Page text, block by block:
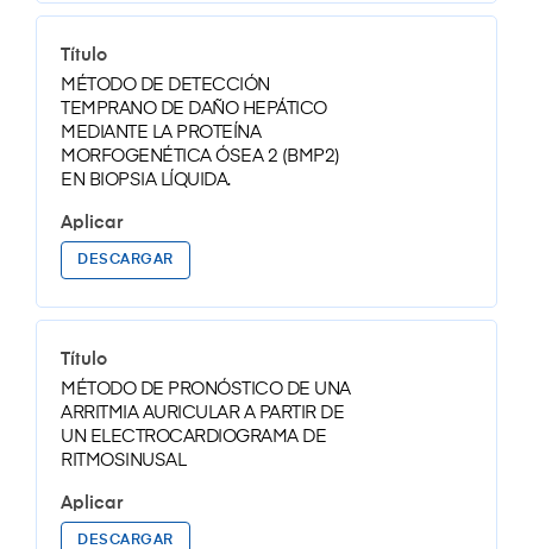
MÉTODO DE DETECCIÓN
TEMPRANO DE DAÑO HEPÁTICO
MEDIANTE LA PROTEÍNA
MORFOGENÉTICA ÓSEA 2 (BMP2)
EN BIOPSIA LÍQUIDA.
DESCARGAR
MÉTODO DE PRONÓSTICO DE UNA
ARRITMIA AURICULAR A PARTIR DE
UN ELECTROCARDIOGRAMA DE
RITMOSINUSAL
DESCARGAR